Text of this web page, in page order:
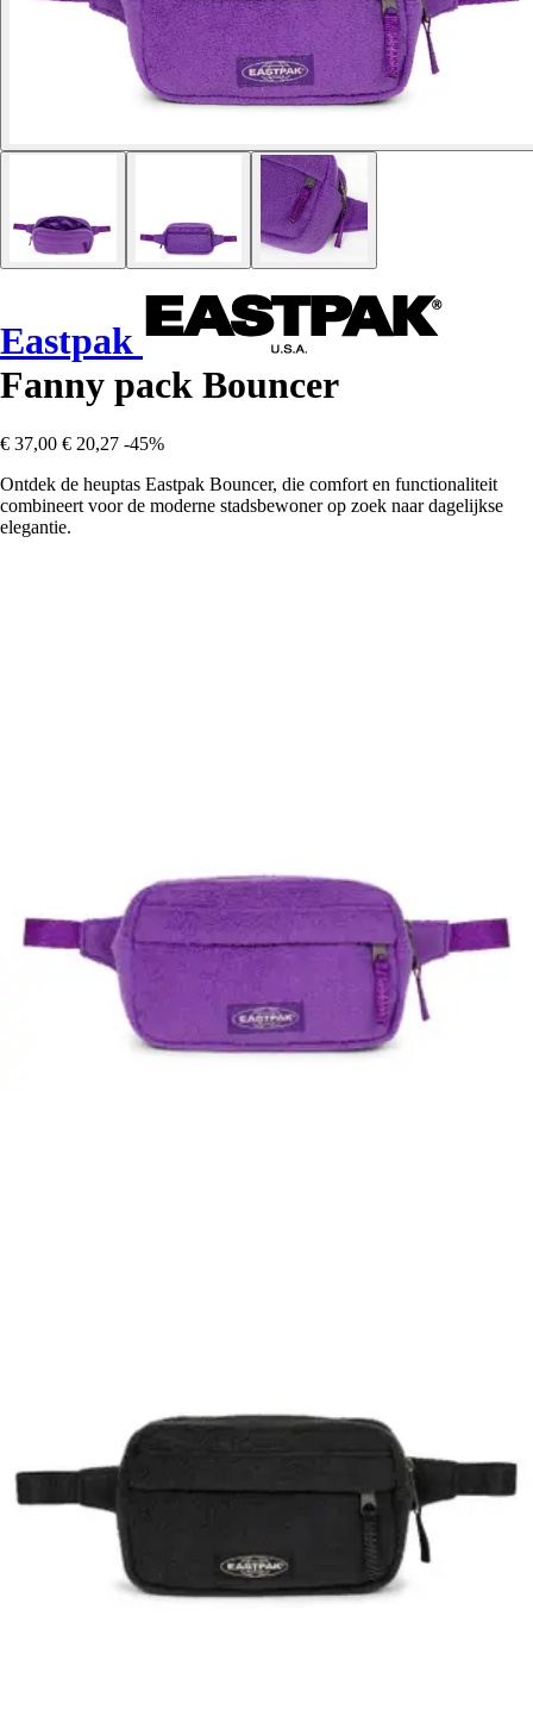
Eastpak
Fanny pack Bouncer
€ 37,00 € 20,27 -45%
Ontdek de heuptas Eastpak Bouncer, die comfort en functionaliteit
combineert voor de moderne stadsbewoner op zoek naar dagelijkse
elegantie.